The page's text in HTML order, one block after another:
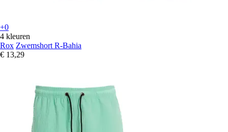
+0
4 kleuren
Rox Zwemshort R-Bahia
€ 13,29